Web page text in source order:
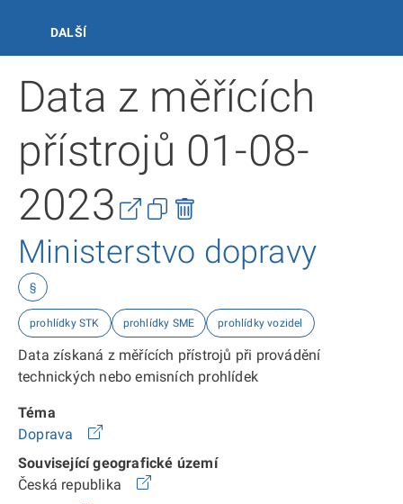
DALŠÍ
Data z měřících
přístrojů 01-08-
2023
Ministerstvo dopravy
§
prohlídky STK prohlídky SME prohlídky vozidel
Data získaná z měřících přístrojů při provádění
technických nebo emisních prohlídek
Téma
Doprava
Související geografické území
Česká republika